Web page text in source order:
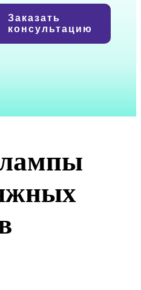
Заказать
консультацию